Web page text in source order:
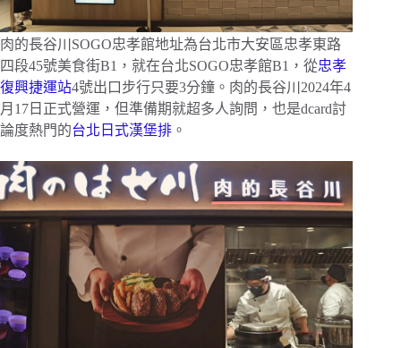
肉的長谷川SOGO忠孝館地址為台北市大安區忠孝東路
四段45號美食街B1，就在台北SOGO忠孝館B1，從忠孝
復興捷運站4號出口步行只要3分鐘。肉的長谷川2024年4
月17日正式營運，但準備期就超多人詢問，也是dcard討
論度熱門的台北日式漢堡排 。